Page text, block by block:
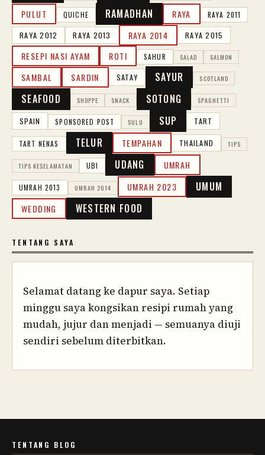
PULUT QUICHE RAMADHAN RAYA RAYA 2011
RAYA 2012 RAYA 2013 RAYA 2014 RAYA 2015
RESEPI NASI AYAM ROTI SAHUR SALAD SALMON
SAMBAL SARDIN SATAY SAYUR SCOTLAND
SEAFOOD SHOPPE SNACK SOTONG SPAGHETTI
SPAIN SPONSORED POST SULU SUP TART
TART NENAS TELUR TEMPAHAN THAILAND TIPS
TIPS KESELAMATAN UBI UDANG UMRAH
UMRAH 2013 UMRAH 2014 UMRAH 2023 UMUM
WEDDING WESTERN FOOD
TENTANG SAYA
Selamat datang ke dapur saya. Setiap
minggu saya kongsikan resipi rumah yang
mudah, jujur dan menjadi — semuanya diuji
sendiri sebelum diterbitkan.
TENTANG BLOG